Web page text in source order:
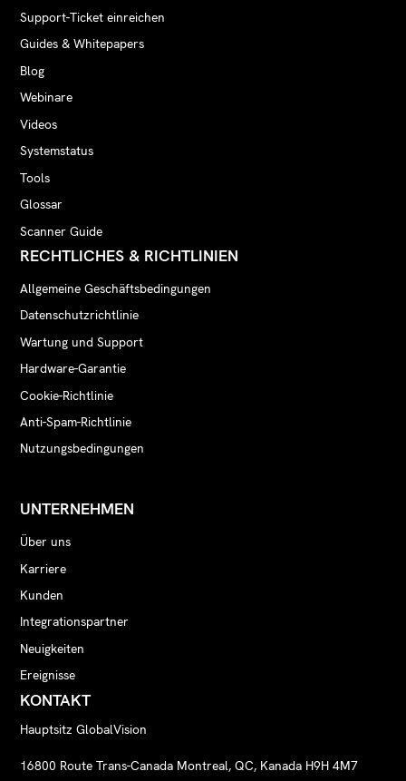
Support-Ticket einreichen
Guides & Whitepapers
Blog
Webinare
Videos
Systemstatus
Tools
Glossar
Scanner Guide
RECHTLICHES & RICHTLINIEN
Allgemeine Geschäftsbedingungen
Datenschutzrichtlinie
Wartung und Support
Hardware-Garantie
Cookie-Richtlinie
Anti-Spam-Richtlinie
Nutzungsbedingungen
UNTERNEHMEN
Über uns
Karriere
Kunden
Integrationspartner
Neuigkeiten
Ereignisse
KONTAKT
Hauptsitz GlobalVision
16800 Route Trans-Canada Montreal, QC, Kanada H9H 4M7